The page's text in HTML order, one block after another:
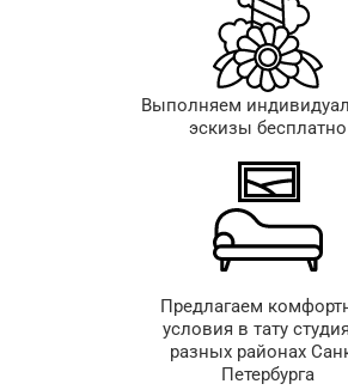
Выполняем
эскизы бесплатно
Предлагаем
условия в тату
разных районах
Петербурга